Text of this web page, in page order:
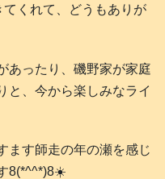
くれて、どうもありが
あったり、磯野家が家庭
と、今から楽しみなライ
ます師走の年の瀬を感じ
8(*^^*)8☀️